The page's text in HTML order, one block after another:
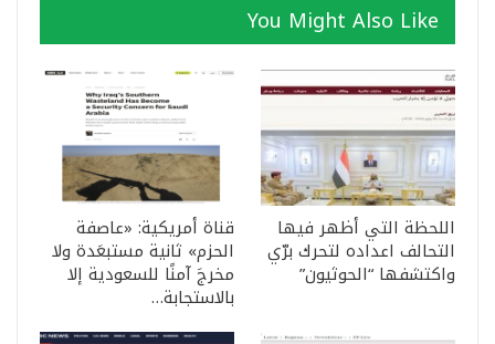
You Might Also Like
اللحظة التي أظهر فيها
التحالف اعداده لتحرك برّي
واكتشفها “الحوثيون”
قناة أمريكية: «عاصفة
الحزم» ثانية مستبعَدة ولا
مخرجَ آمنًا للسعودية إلا
بالاستجابة…